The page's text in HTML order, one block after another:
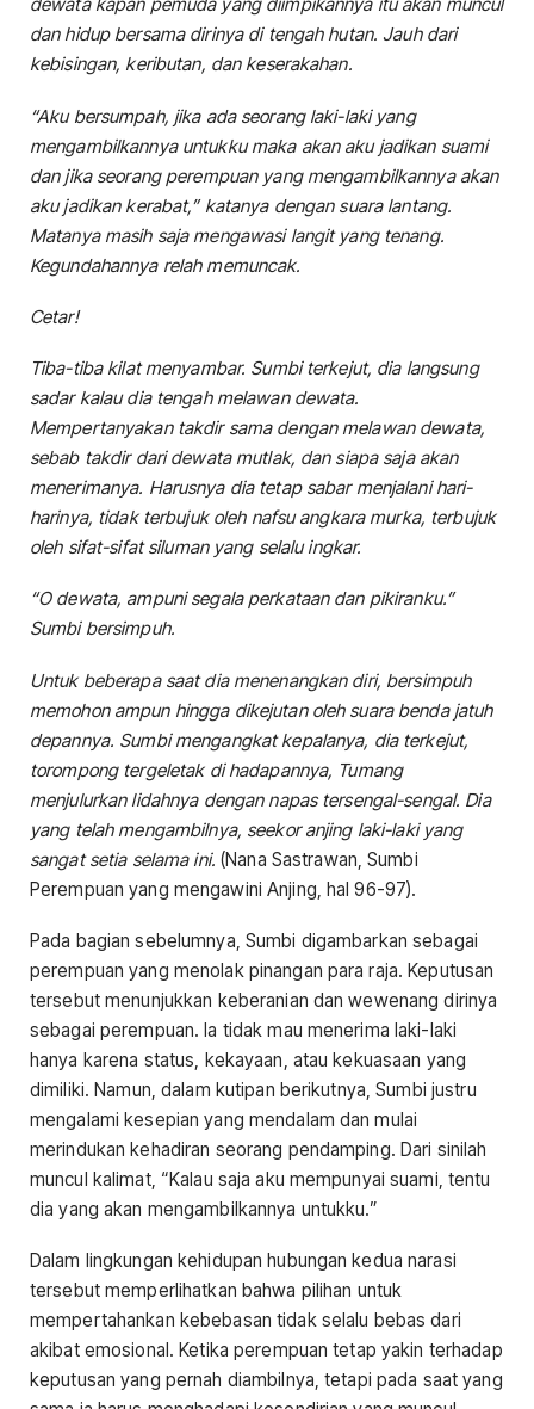
dewata kapan pemuda yang diimpikannya itu akan muncul
dan hidup bersama dirinya di tengah hutan. Jauh dari
kebisingan, keributan, dan keserakahan.
“Aku bersumpah, jika ada seorang laki-laki yang
mengambilkannya untukku maka akan aku jadikan suami
dan jika seorang perempuan yang mengambilkannya akan
aku jadikan kerabat,” katanya dengan suara lantang.
Matanya masih saja mengawasi langit yang tenang.
Kegundahannya relah memuncak.
Cetar!
Tiba-tiba kilat menyambar. Sumbi terkejut, dia langsung
sadar kalau dia tengah melawan dewata.
Mempertanyakan takdir sama dengan melawan dewata,
sebab takdir dari dewata mutlak, dan siapa saja akan
menerimanya. Harusnya dia tetap sabar menjalani hari-
harinya, tidak terbujuk oleh nafsu angkara murka, terbujuk
oleh sifat-sifat siluman yang selalu ingkar.
“O dewata, ampuni segala perkataan dan pikiranku.”
Sumbi bersimpuh.
Untuk beberapa saat dia menenangkan diri, bersimpuh
memohon ampun hingga dikejutan oleh suara benda jatuh
depannya. Sumbi mengangkat kepalanya, dia terkejut,
torompong tergeletak di hadapannya, Tumang
menjulurkan lidahnya dengan napas tersengal-sengal. Dia
yang telah mengambilnya, seekor anjing laki-laki yang
sangat setia selama ini. (Nana Sastrawan, Sumbi
Perempuan yang mengawini Anjing, hal 96-97).
Pada bagian sebelumnya, Sumbi digambarkan sebagai
perempuan yang menolak pinangan para raja. Keputusan
tersebut menunjukkan keberanian dan wewenang dirinya
sebagai perempuan. Ia tidak mau menerima laki-laki
hanya karena status, kekayaan, atau kekuasaan yang
dimiliki. Namun, dalam kutipan berikutnya, Sumbi justru
mengalami kesepian yang mendalam dan mulai
merindukan kehadiran seorang pendamping. Dari sinilah
muncul kalimat, “Kalau saja aku mempunyai suami, tentu
dia yang akan mengambilkannya untukku.”
Dalam lingkungan kehidupan hubungan kedua narasi
tersebut memperlihatkan bahwa pilihan untuk
mempertahankan kebebasan tidak selalu bebas dari
akibat emosional. Ketika perempuan tetap yakin terhadap
keputusan yang pernah diambilnya, tetapi pada saat yang